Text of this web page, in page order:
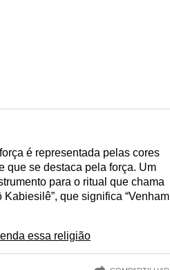
é representada pelas cores
que se destaca pela força. Um
para o ritual que chama
que significa “Venham
essa religião